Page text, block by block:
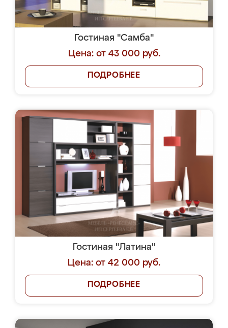
Гостиная "Самба"
Цена: от 43 000 руб.
ПОДРОБНЕЕ
Гостиная "Латина"
Цена: от 42 000 руб.
ПОДРОБНЕЕ